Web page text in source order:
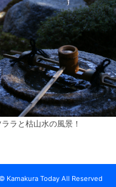
ラと枯山水の風景！
Kamakura Today All Reserved